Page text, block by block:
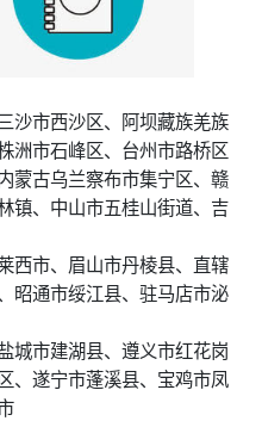
沙市西沙区、阿坝藏族羌族
洲市石峰区、台州市路桥区
蒙古乌兰察布市集宁区、赣
镇、中山市五桂山街道、吉
西市、眉山市丹棱县、直辖
昭通市绥江县、驻马店市泌
城市建湖县、遵义市红花岗
、遂宁市蓬溪县、宝鸡市凤